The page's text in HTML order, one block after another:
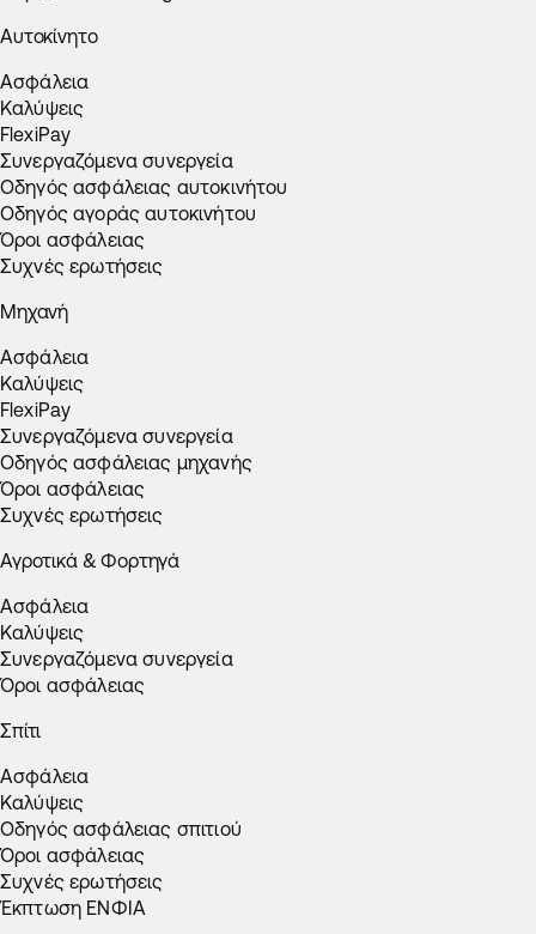
Αυτοκίνητο
Ασφάλεια
Καλύψεις
FlexiPay
Συνεργαζόμενα συνεργεία
Οδηγός ασφάλειας αυτοκινήτου
Οδηγός αγοράς αυτοκινήτου
Όροι ασφάλειας
Συχνές ερωτήσεις
Μηχανή
Ασφάλεια
Καλύψεις
FlexiPay
Συνεργαζόμενα συνεργεία
Οδηγός ασφάλειας μηχανής
Όροι ασφάλειας
Συχνές ερωτήσεις
Αγροτικά & Φορτηγά
Ασφάλεια
Καλύψεις
Συνεργαζόμενα συνεργεία
Όροι ασφάλειας
Σπίτι
Ασφάλεια
Καλύψεις
Οδηγός ασφάλειας σπιτιού
Όροι ασφάλειας
Συχνές ερωτήσεις
Έκπτωση ΕΝΦΙΑ